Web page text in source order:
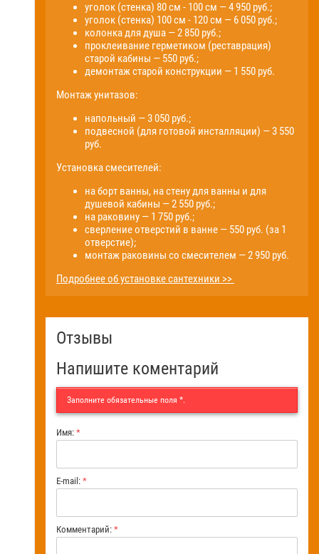
уголок (стенка) 80 см - 100 см — 4 950 руб.;
уголок (стенка) 100 см - 120 см — 6 050 руб.;
колонка для душа — 2 850 руб.;
проклеивание герметиком (реставрация)
старой кабины — 550 руб.;
демонтаж старой конструкции — 1 550 руб.
Монтаж унитазов:
напольный — 3 050 руб.;
подвесной (для готовой инсталляции) — 3 550
руб.
Установка смесителей:
на борт ванны, на стену для ванны и для
душевой кабины — 2 550 руб.;
на раковину — 1 750 руб.;
сверление отверстий в ванне — 550 руб. (за 1
отверстие);
монтаж раковины со смесителем — 2 950 руб.
Подробнее об установке сантехники >>
Отзывы
Напишите коментарий
Заполните обязательные поля *.
Имя: *
E-mail: *
Комментарий: *